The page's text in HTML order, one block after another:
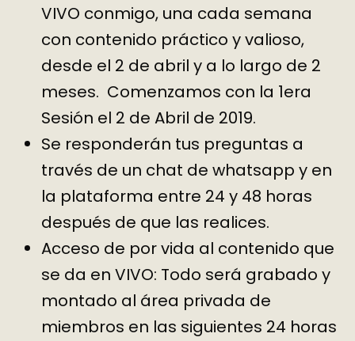
VIVO conmigo, una cada semana
con contenido práctico y valioso,
desde el 2 de abril y a lo largo de 2
meses. Comenzamos con la 1era
Sesión el 2 de Abril de 2019.
Se responderán tus preguntas a
través de un chat de whatsapp y en
la plataforma entre 24 y 48 horas
después de que las realices.
Acceso de por vida al contenido que
se da en VIVO: Todo será grabado y
montado al área privada de
miembros en las siguientes 24 horas